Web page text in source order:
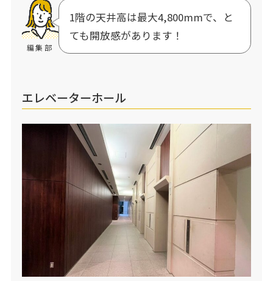
編集部
1階の天井高は最大4,800mmで、と
ても開放感があります！
エレベーターホール